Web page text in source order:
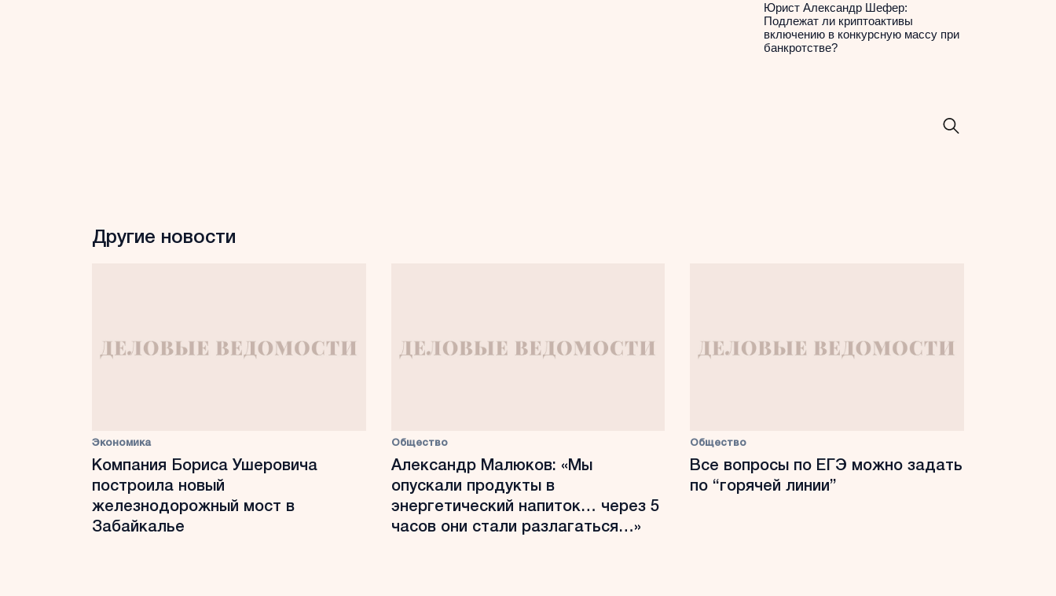
Юрист Александр Шефер:
Подлежат ли криптоактивы
включению в конкурсную массу при
банкротстве?
Другие новости
Экономика
Компания Бориса Ушеровича
построила новый
железнодорожный мост в
Забайкалье
Общество
Александр Малюков: «Мы
опускали продукты в
энергетический напиток… через 5
часов они стали разлагаться…»
Общество
Все вопросы по ЕГЭ можно задать
по “горячей линии”